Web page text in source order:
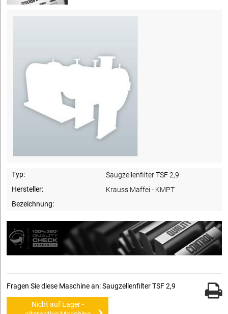
Typ:
Saugzellenfilter TSF 2,9
Hersteller:
Krauss Maffei - KMPT
Bezeichnung:
Fragen Sie diese Maschine an: Saugzellenfilter TSF 2,9
Nicht auf Lager -